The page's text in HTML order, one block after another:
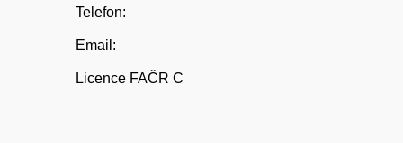
Telefon:
Email:
Licence FAČR C